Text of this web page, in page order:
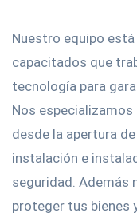
Nuestro equipo
capacitados que
tecnología para
Nos especializamos
desde la apertura
instalación e
seguridad. Además
proteger tus bienes